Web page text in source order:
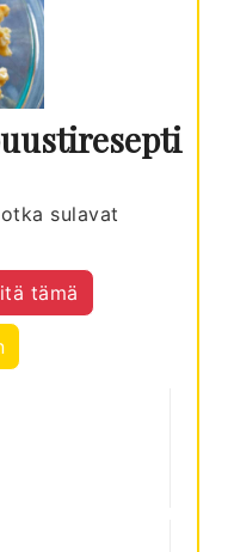
sulavat
tämä